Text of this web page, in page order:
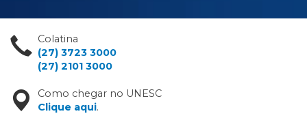
Colatina
(27) 3723 3000
(27) 2101 3000
Como chegar no UNESC
Clique aqui.